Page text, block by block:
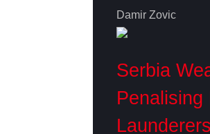
Damir Zovic
Serbia
Penalising